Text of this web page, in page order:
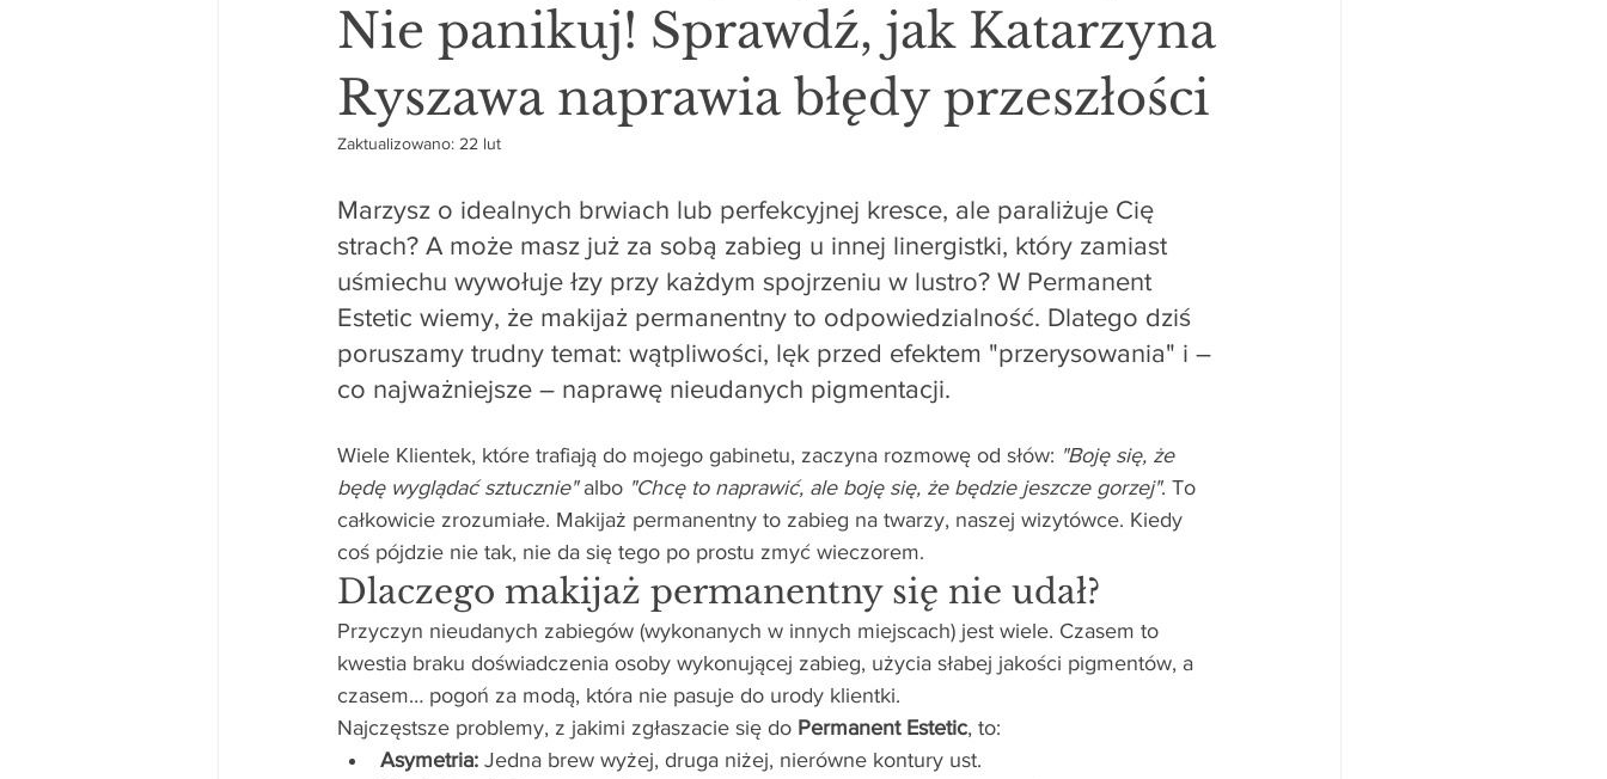
Nie panikuj! Sprawdź, jak Katarzyna
Ryszawa naprawia błędy przeszłości
Zaktualizowano: 22 lut
Marzysz o idealnych brwiach lub perfekcyjnej kresce, ale paraliżuje Cię
strach? A może masz już za sobą zabieg u innej linergistki, który zamiast
uśmiechu wywołuje łzy przy każdym spojrzeniu w lustro? W Permanent
Estetic wiemy, że makijaż permanentny to odpowiedzialność. Dlatego dziś
poruszamy trudny temat: wątpliwości, lęk przed efektem "przerysowania" i –
co najważniejsze – naprawę nieudanych pigmentacji.
Wiele Klientek, które trafiają do mojego gabinetu, zaczyna rozmowę od słów: "Boję się, że
będę wyglądać sztucznie" albo "Chcę to naprawić, ale boję się, że będzie jeszcze gorzej". To
całkowicie zrozumiałe. Makijaż permanentny to zabieg na twarzy, naszej wizytówce. Kiedy
coś pójdzie nie tak, nie da się tego po prostu zmyć wieczorem.
Dlaczego makijaż permanentny się nie udał?
Przyczyn nieudanych zabiegów (wykonanych w innych miejscach) jest wiele. Czasem to
kwestia braku doświadczenia osoby wykonującej zabieg, użycia słabej jakości pigmentów, a
czasem… pogoń za modą, która nie pasuje do urody klientki.
Najczęstsze problemy, z jakimi zgłaszacie się do Permanent Estetic, to:
Asymetria: Jedna brew wyżej, druga niżej, nierówne kontury ust.